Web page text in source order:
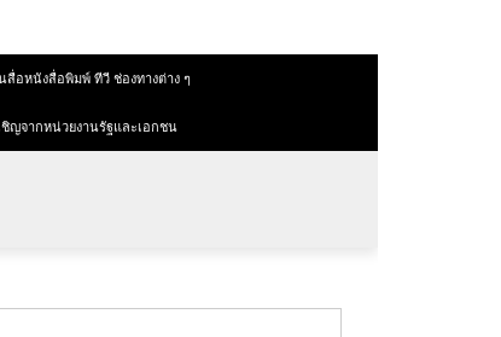
สื่อหนังสื่อพิมพ์ ทีวี ช่องทางต่าง ๆ
ญจากหน่วยงานรัฐและเอกชน